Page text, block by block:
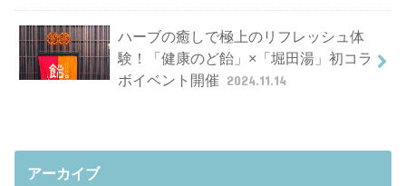
ハーブの癒しで極上のリフレッシュ体
験！「健康のど飴」×「堀田湯」初コラ
ボイベント開催 2024.11.14
アーカイブ